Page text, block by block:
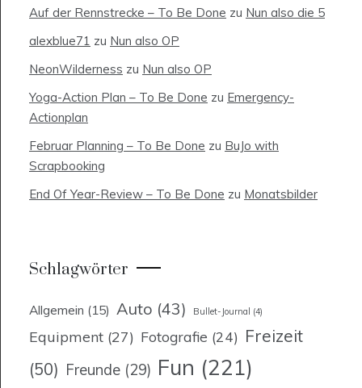
Auf der Rennstrecke – To Be Done zu Nun also die 5
alexblue71 zu Nun also OP
NeonWilderness zu Nun also OP
Yoga-Action Plan – To Be Done zu Emergency-
Actionplan
Februar Planning – To Be Done zu BuJo with
Scrapbooking
End Of Year-Review – To Be Done zu Monatsbilder
Schlagwörter
Allgemein (15) Auto (43) Bullet-Journal (4)
Equipment (27) Fotografie (24) Freizeit
(50) Freunde (29) Fun (221)